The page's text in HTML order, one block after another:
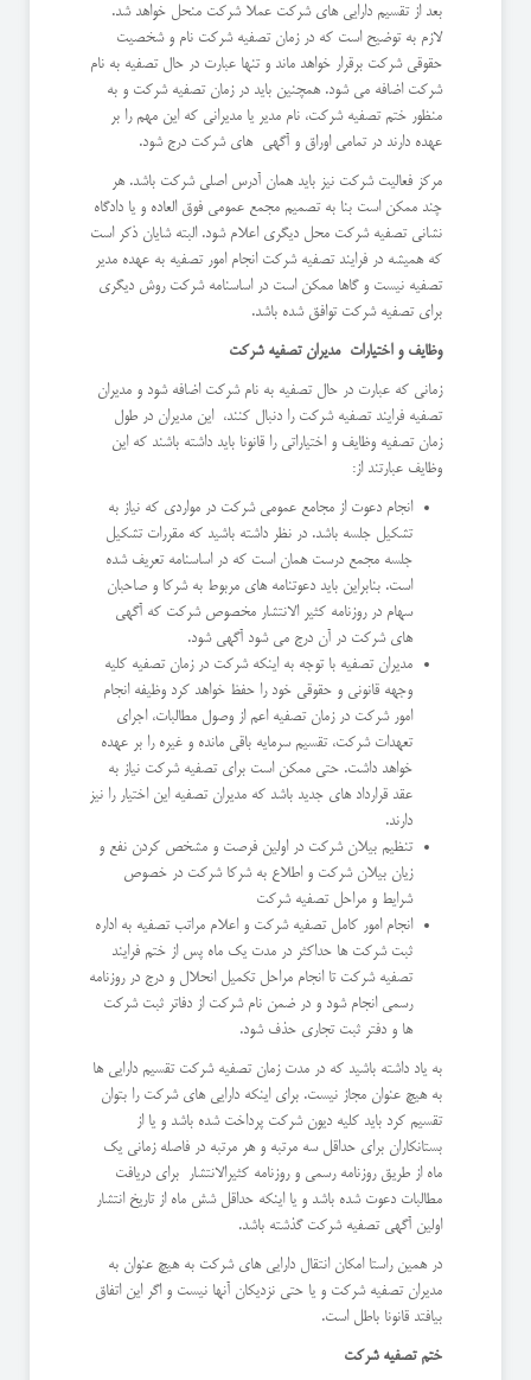
بعد از تقسیم دارایی های شرکت عملا شرکت منحل خواهد شد.
لازم به توضیح است که در زمان تصفیه شرکت نام و شخصیت
حقوقی شرکت برقرار خواهد ماند و تنها عبارت در حال تصفیه به نام
شرکت اضافه می شود. همچنین باید در زمان تصفیه شرکت و به
منظور ختم تصفیه شرکت، نام مدیر یا مدیرانی که این مهم را بر
عهده دارند در تمامی اوراق و آگهی های شرکت درج شود.
مرکز فعالیت شرکت نیز باید همان آدرس اصلی شرکت باشد. هر
چند ممکن است بنا به تصمیم مجمع عمومی فوق العاده و یا دادگاه
نشانی تصفیه شرکت محل دیگری اعلام شود. البته شایان ذکر است
که همیشه در فرایند تصفیه شرکت انجام امور تصفیه به عهده مدیر
تصفیه نیست و گاها ممکن است در اساسنامه شرکت روش دیگری
برای تصفیه شرکت توافق شده باشد.
وظایف و اختیارات مدیران تصفیه شرکت
زمانی که عبارت در حال تصفیه به نام شرکت اضافه شود و مدیران
تصفیه فرایند تصفیه شرکت را دنبال کنند، این مدیران در طول
زمان تصفیه وظایف و اختیاراتی را قانونا باید داشته باشند که این
وظایف عبارتند از:
انجام دعوت از مجامع عمومی شرکت در مواردی که نیاز به
تشکیل جلسه باشد. در نظر داشته باشید که مقررات تشکیل
جلسه مجمع درست همان است که در اساسنامه تعریف شده
است. بنابراین باید دعوتنامه های مربوط به شرکا و صاحبان
سهام در روزنامه کثیر الانتشار مخصوص شرکت که آگهی
های شرکت در آن درج می شود آگهی شود.
مدیران تصفیه با توجه به اینکه شرکت در زمان تصفیه کلیه
وجهه قانونی و حقوقی خود را حفظ خواهد کرد وظیفه انجام
امور شرکت در زمان تصفیه اعم از وصول مطالبات، اجرای
تعهدات شرکت، تقسیم سرمایه باقی مانده و غیره را بر عهده
خواهد داشت. حتی ممکن است برای تصفیه شرکت نیاز به
عقد قرارداد های جدید باشد که مدیران تصفیه این اختیار را نیز
دارند.
تنظیم بیلان شرکت در اولین فرصت و مشخص کردن نفع و
زیان بیلان شرکت و اطلاع به شرکا شرکت در خصوص
شرایط و مراحل تصفیه شرکت
انجام امور کامل تصفیه شرکت و اعلام مراتب تصفیه به اداره
ثبت شرکت ها حداکثر در مدت یک ماه پس از ختم فرایند
تصفیه شرکت تا انجام مراحل تکمیل انحلال و درج در روزنامه
رسمی انجام شود و در ضمن نام شرکت از دفاتر ثبت شرکت
ها و دفتر ثبت تجاری حذف شود.
به یاد داشته باشید که در مدت زمان تصفیه شرکت تقسیم دارایی ها
به هیچ عنوان مجاز نیست. برای اینکه دارایی های شرکت را بتوان
تقسیم کرد باید کلیه دیون شرکت پرداخت شده باشد و یا از
بستانکاران برای حداقل سه مرتبه و هر مرتبه در فاصله زمانی یک
ماه از طریق روزنامه رسمی و روزنامه کثیرالانتشار برای دریافت
مطالبات دعوت شده باشد و یا اینکه حداقل شش ماه از تاریخ انتشار
اولین آگهی تصفیه شرکت گذشته باشد.
در همین راستا امکان انتقال دارایی های شرکت به هیچ عنوان به
مدیران تصفیه شرکت و یا حتی نزدیکان آنها نیست و اگر این اتفاق
بیافتد قانونا باطل است.
ختم تصفیه شرکت